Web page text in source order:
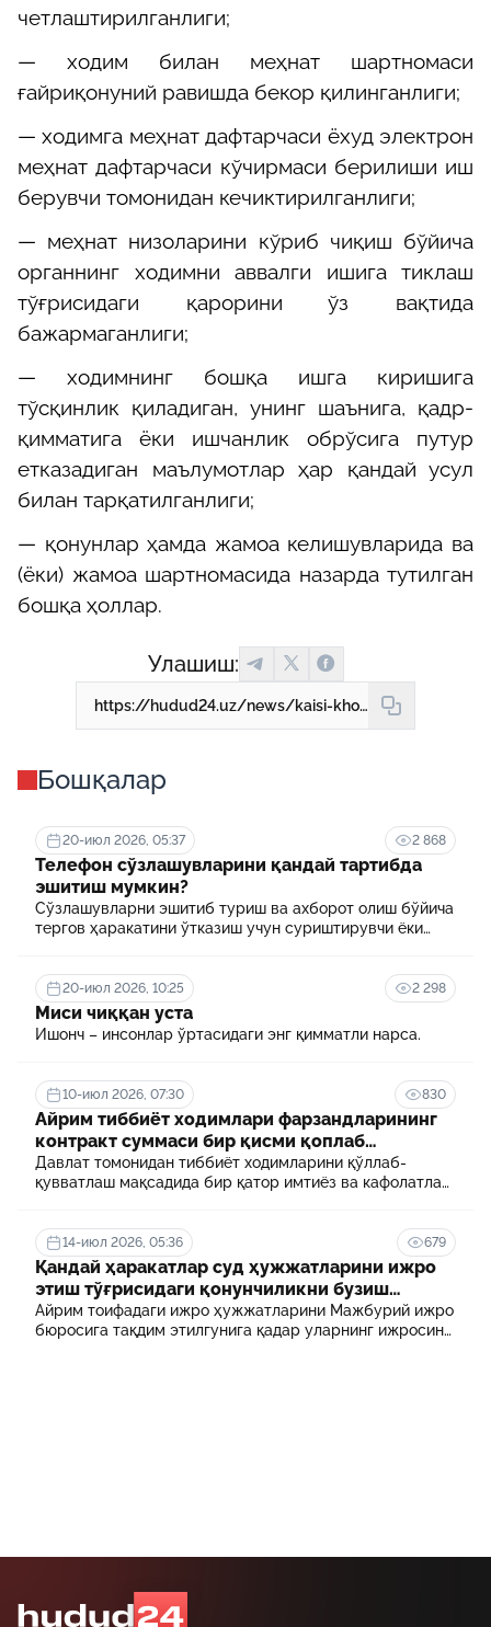
четлаштирилганлиги;
— ходим билан меҳнат шартномаси
ғайриқонуний равишда бекор қилинганлиги;
—ходимга меҳнат дафтарчаси ёхуд электрон
меҳнат дафтарчаси кўчирмаси берилиши иш
берувчи томонидан кечиктирилганлиги;
— меҳнат низоларини кўриб чиқиш бўйича
органнинг ходимни аввалги ишига тиклаш
тўғрисидаги қарорини ўз вақтида
бажармаганлиги;
— ходимнинг бошқа ишга киришига
тўсқинлик қиладиган, унинг шаънига, қадр-
қимматига ёки ишчанлик обрўсига путур
етказадиган маълумотлар ҳар қандай усул
билан тарқатилганлиги;
— қонунлар ҳамда жамоа келишувларида ва
(ёки) жамоа шартномасида назарда тутилган
бошқа ҳоллар.
Улашиш:
https://hudud24.uz/news/kaisi-kholatlarda-ish-beruvchi-khodimga-etkazilgan-zararning-urnini-koplashi-talab-etiladi
Бошқалар
20-июл 2026, 05:37 2 868
Телефон сўзлашувларини қандай тартибда
эшитиш мумкин?
Сўзлашувларни эшитиб туриш ва ахборот олиш бўйича
тергов ҳаракатини ўтказиш учун суриштирувчи ёки
20-июл 2026, 10:25 2 298
Миси чиққан уста
Ишонч – инсонлар ўртасидаги энг қимматли нарса.
10-июл 2026, 07:30 830
Айрим тиббиёт ходимлари фарзандларининг
контракт суммаси бир қисми қоплаб
берилади
Давлат томонидан тиббиёт ходимларини қўллаб-
қувватлаш мақсадида бир қатор имтиёз ва кафолатлар
муассасасида ўқиш учун тўланадиган контракт
маблағининг бир қисмини қоплаб бериш тартибидир
14-июл 2026, 05:36 679
Қандай ҳаракатлар суд ҳужжатларини ижро
этиш тўғрисидаги қонунчиликни бузиш
ҳисобланади? 5 муҳим факт
Айрим тоифадаги ижро ҳужжатларини Мажбурий ижро
бюросига тақдим этилгунига қадар уларнинг ижросини